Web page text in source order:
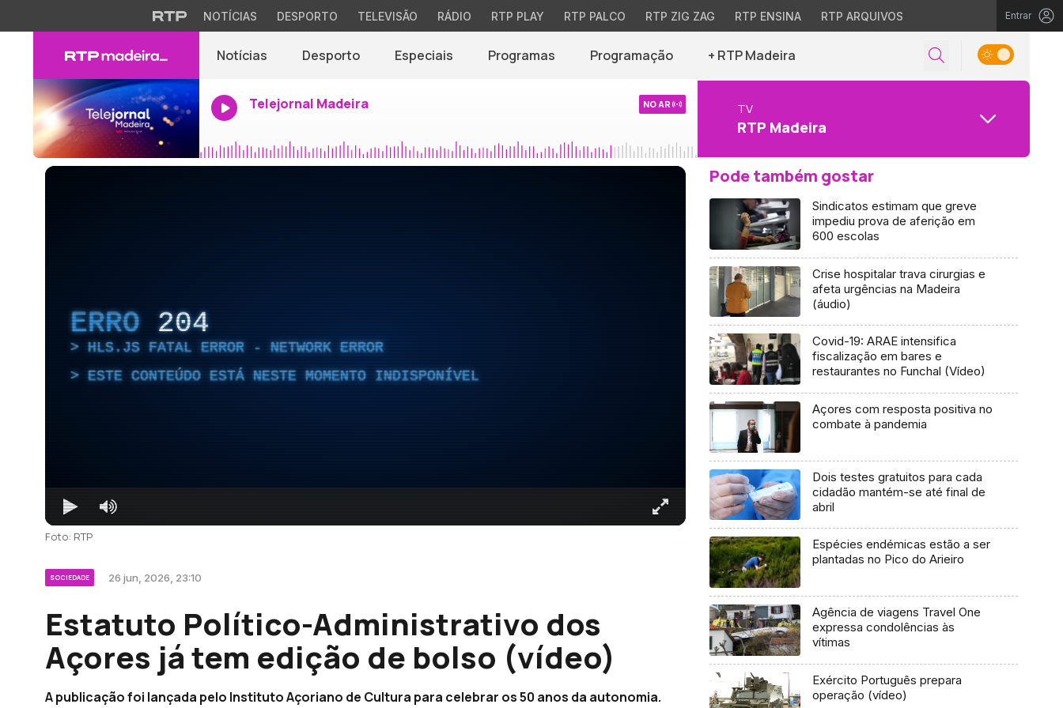
NOTÍCIAS DESPORTO TELEVISÃO RÁDIO RTP PLAY RTP PALCO RTP ZIG ZAG RTP ENSINA RTP ARQUIVOS Entrar
Notícias Desporto Especiais Programas Programação + RTP Madeira
Telejornal Madeira NO AR TV
RTP Madeira
ERRO 204
HLS.JS FATAL ERROR - NETWORK ERROR
ESTE CONTEÚDO ESTÁ NESTE MOMENTO INDISPONÍVEL
Foto: RTP
SOCIEDADE 26 jun, 2026, 23:10
Estatuto Político-Administrativo dos
Açores já tem edição de bolso (vídeo)
A publicação foi lançada pelo Instituto Açoriano de Cultura para celebrar os 50 anos da autonomia.
Pode também gostar
Sindicatos estimam que greve
impediu prova de aferição em
600 escolas
Crise hospitalar trava cirurgias e
afeta urgências na Madeira
(áudio)
Covid-19: ARAE intensifica
fiscalização em bares e
restaurantes no Funchal (Vídeo)
Açores com resposta positiva no
combate à pandemia
Dois testes gratuitos para cada
cidadão mantém-se até final de
abril
Espécies endémicas estão a ser
plantadas no Pico do Arieiro
Agência de viagens Travel One
expressa condolências às
vítimas
Exército Português prepara
operação (vídeo)